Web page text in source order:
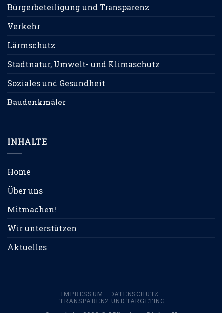
Bürgerbeteiligung und Transparenz
Verkehr
Lärmschutz
Stadtnatur, Umwelt- und Klimaschutz
Soziales und Gesundheit
Baudenkmäler
INHALTE
Home
Über uns
Mitmachen!
Wir unterstützen
Aktuelles
IMPRESSUM
DATENSCHUTZ
TRANSPARENZ UND TARGETING